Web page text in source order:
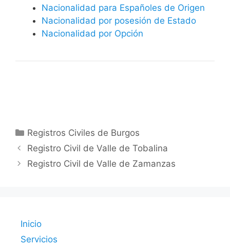
Nacionalidad para Españoles de Origen
Nacionalidad por posesión de Estado
Nacionalidad por Opción
Categorías
Registros Civiles de Burgos
Registro Civil de Valle de Tobalina
Registro Civil de Valle de Zamanzas
Inicio
Servicios